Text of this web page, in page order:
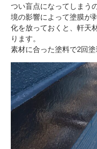
つい盲点になってしまう
境の影響によって塗膜が
化を放っておくと、軒天
ります。
素材に合った塗料で2回塗